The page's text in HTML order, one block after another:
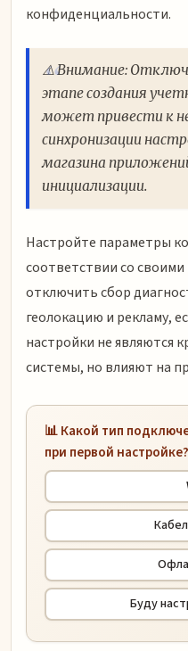
конфиденциальности.
⚠️ Внимание:
этапе создания
может привести к
синхронизации
магазина
инициализации.
Настройте параметры
соответствии со
отключить сбор
геолокацию и рекламу,
настройки не являются
системы, но влияют на
📊 Какой тип
при первой настройке?
Буду